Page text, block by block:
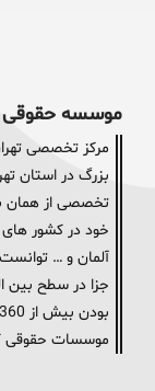
موسسه حقوقی تهران
بزرگ در استان
تخصصی از همان
خود در کشور های
آلمان و …
جزا در سطح بین
موسسات حقوقی